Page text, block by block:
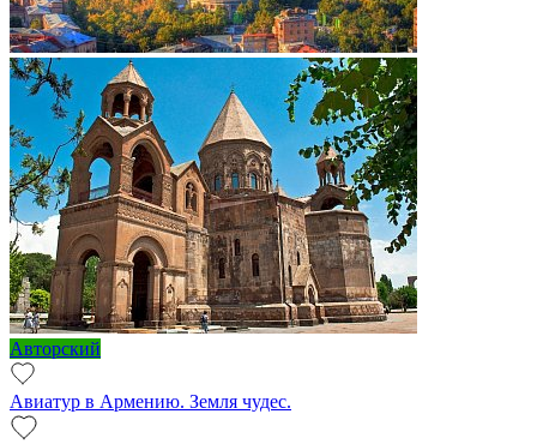
Авторский
Авиатур в Армению. Земля чудес.